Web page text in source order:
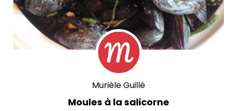
Murièle Guillé
Moules à la salicorne